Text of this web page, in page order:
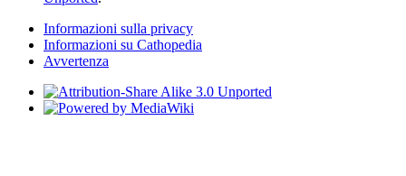
Informazioni sulla privacy
Informazioni su Cathopedia
Avvertenza